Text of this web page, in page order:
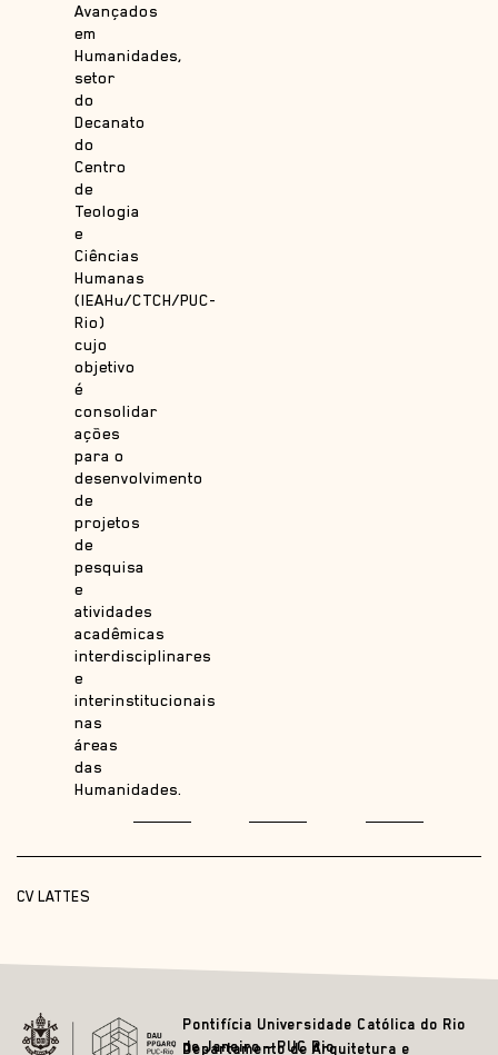
Avançados
em
Humanidades,
setor
do
Decanato
do
Centro
de
Teologia
e
Ciências
Humanas
(IEAHu/CTCH/PUC-
Rio)
cujo
objetivo
é
consolidar
ações
para o
desenvolvimento
de
projetos
de
pesquisa
e
atividades
acadêmicas
interdisciplinares
e
interinstitucionais
nas
áreas
das
Humanidades.
CV LATTES
Pontifícia Universidade Católica do Rio
de Janeiro – PUC Rio
Departamento de Arquitetura e